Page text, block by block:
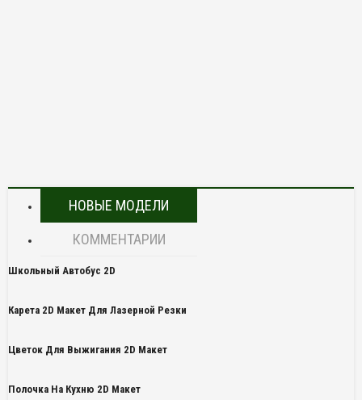
НОВЫЕ МОДЕЛИ
КОММЕНТАРИИ
Школьный Автобус 2D
Карета 2D Макет Для Лазерной Резки
Цветок Для Выжигания 2D Макет
Полочка На Кухню 2D Макет